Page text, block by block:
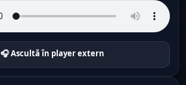
🎧 Ascultă în player extern